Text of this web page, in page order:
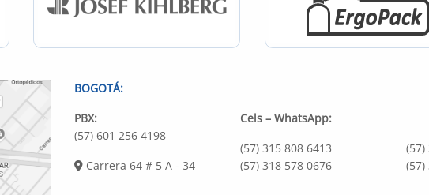
BOGOTÁ:
PBX:
(57) 601 256 4198
Carrera 64 # 5 A - 34
Cels – WhatsApp:
(57) 315 808 6413
(57) 318 578 0676
(57)
(57)